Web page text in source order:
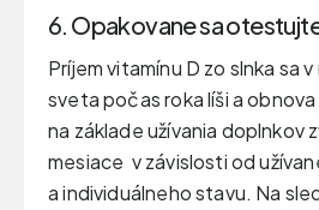
6. Opakovane sa
Príjem vitamínu D zo slnka sa
sveta počas roka líši a
na základe užívania doplnkov
mesiace v závislosti od
a individuálneho stavu. Na